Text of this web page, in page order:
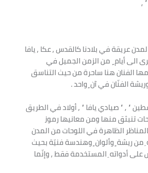
عريقة في بلادنا كالقدس , عكا , يافا
الى أيام ٍ من الزمن الجميل في
الفنان هنا ساحرة من حيث التناسق
” , ” صيادي يافا ” , أولاد في الطريق
تنبثق منها ومن معانيها رموز
الظاهرة في اللوحات من المدن
من ريشة ٍ وألوان ٍ وهندسة فنيّة بحيث
على أدواته ِ المستخدمة فقط , وإنّما